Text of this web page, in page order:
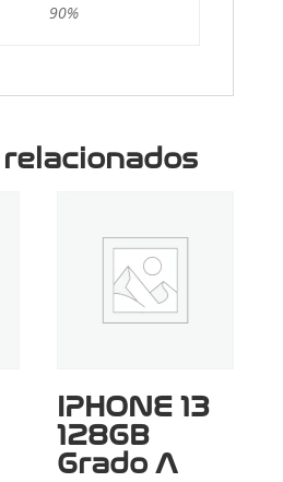
90%
IPHONE 13
128GB
Grado A